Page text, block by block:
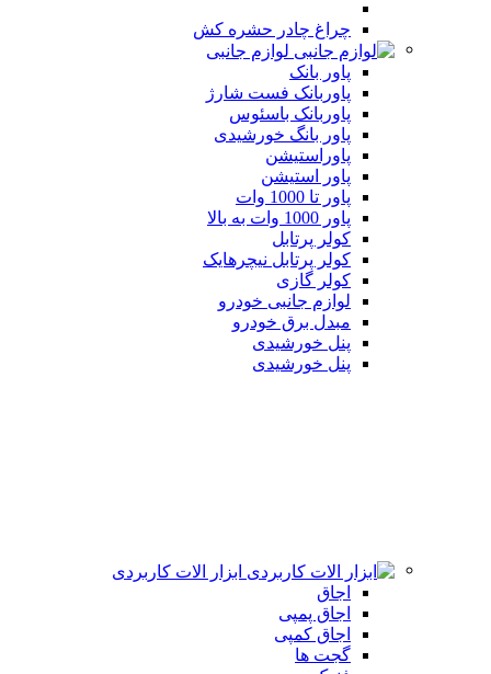
چراغ چادر حشره کش
لوازم جانبی
پاور بانک
پاوربانک فست شارژ
پاوربانک باسئوس
پاور بانگ خورشیدی
پاوراستیشن
پاور استیشن
پاور تا 1000 وات
پاور 1000 وات به بالا
کولر پرتابل
کولر پرتابل نیچرهایک
کولر گازی
لوازم جانبی خودرو
مبدل برق خودرو
پنل خورشیدی
پنل خورشیدی
ابزار الات کاربردی
اجاق
اجاق پمپی
اجاق کمپی
گجت ها